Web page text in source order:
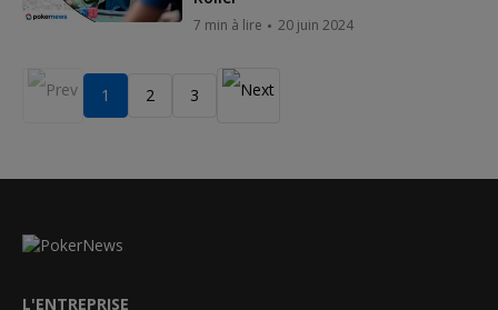
7 min à lire 20 juin 2024
1 2 3
L'ENTREPRISE